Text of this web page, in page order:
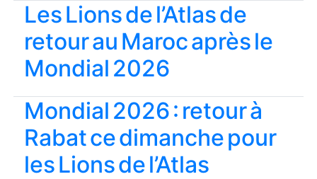
Les Lions de l’Atlas de
retour au Maroc après le
Mondial 2026
Mondial 2026 : retour à
Rabat ce dimanche pour
les Lions de l’Atlas